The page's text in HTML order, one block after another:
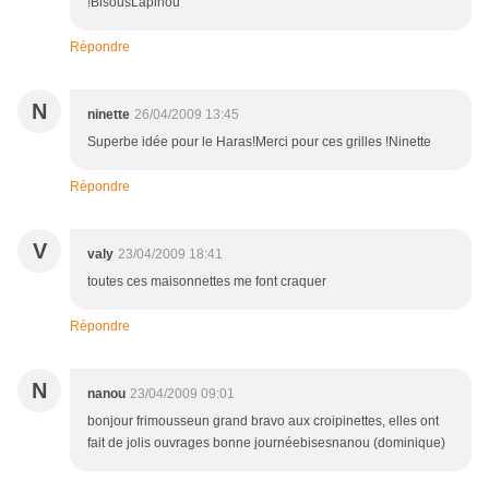
Répondre
N ninette 26/04/2009 13:45
Superbe idée pour le Haras!Merci pour ces grilles !Ninette
Répondre
V valy 23/04/2009 18:41
toutes ces maisonnettes me font craquer
Répondre
N nanou 23/04/2009 09:01
bonjour frimousseun grand bravo aux croipinettes, elles ont
fait de jolis ouvrages bonne journéebisesnanou (dominique)